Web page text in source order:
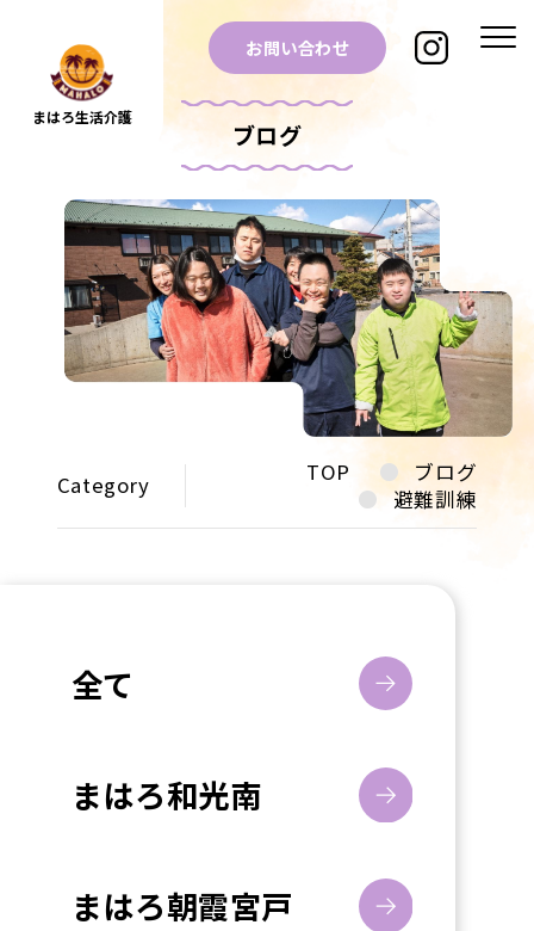
まはろ生活介護
お問い合わせ
ブログ
Category TOP
ブログ
避難訓練
全て
まはろ和光南
まはろ朝霞宮戸